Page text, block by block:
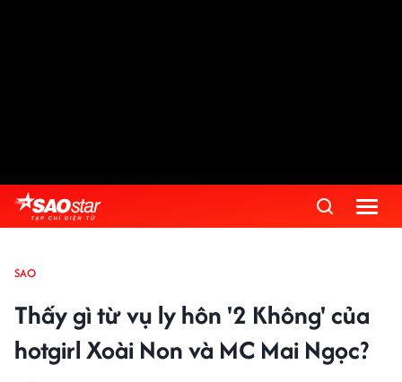
SAO
Thấy gì từ vụ ly hôn '2 Không' của
hotgirl Xoài Non và MC Mai Ngọc?